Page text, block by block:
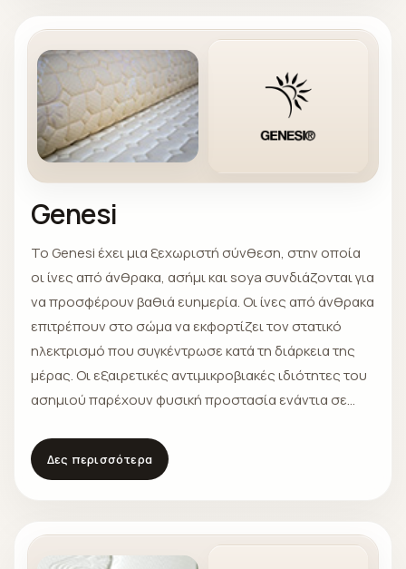
Genesi
Το Genesi έχει μια ξεχωριστή σύνθεση, στην οποία
οι ίνες από άνθρακα, ασήμι και soya συνδιάζονται για
να προσφέρουν βαθιά ευημερία. Οι ίνες από άνθρακα
επιτρέπουν στο σώμα να εκφορτίζει τον στατικό
ηλεκτρισμό που συγκέντρωσε κατά τη διάρκεια της
μέρας. Οι εξαιρετικές αντιμικροβιακές ιδιότητες του
ασημιού παρέχουν φυσική προστασία ενάντια σε
άνεση στο άγγιγμα και αποδίδει μια εξαιρετική
αίσθηση προστασίας.
Δες περισσότερα